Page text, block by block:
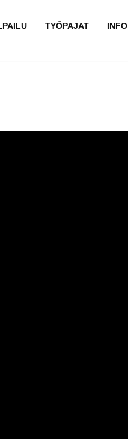
TYÖPAJAT INFO